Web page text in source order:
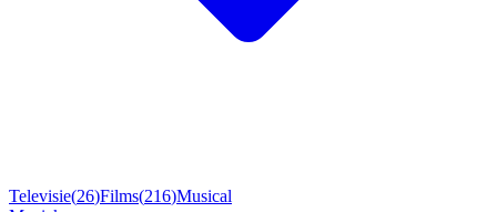
Televisie(26)Films(216)Musical